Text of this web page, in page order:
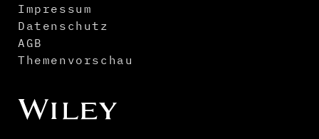
Impressum
Datenschutz
AGB
Themenvorschau